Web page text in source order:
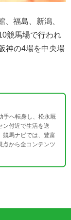
、福島、新潟、
競馬場で行われ
神の4場を中央場
手へ転身し、松永厩
ン付近で生活を送
競馬ナビでは、豊富
点から全コンテンツ